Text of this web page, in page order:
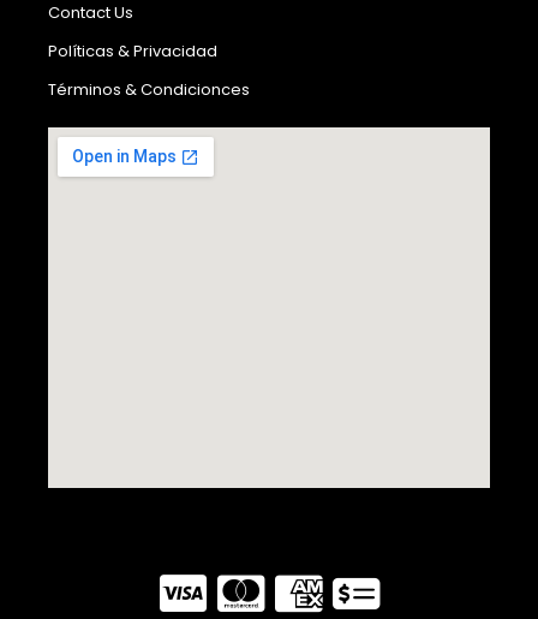
Contact Us
Políticas & Privacidad
Términos & Condicionces